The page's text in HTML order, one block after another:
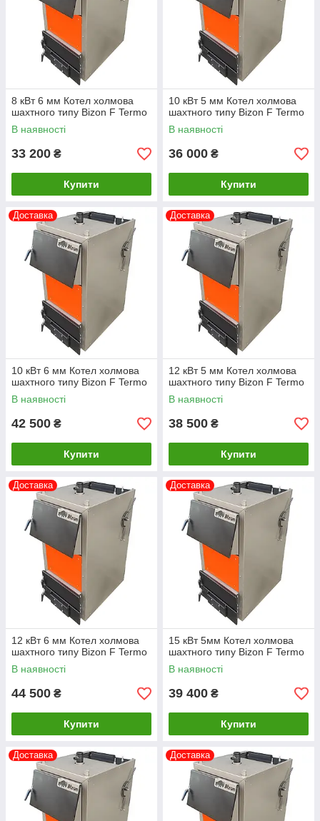
8 кВт 6 мм Котел холмова
шахтного типу Bizon F Termo
В наявності
33 200 ₴
Купити
10 кВт 5 мм Котел холмова
шахтного типу Bizon F Termo
В наявності
36 000 ₴
Купити
Доставка
10 кВт 6 мм Котел холмова
шахтного типу Bizon F Termo
В наявності
42 500 ₴
Купити
Доставка
12 кВт 5 мм Котел холмова
шахтного типу Bizon F Termo
В наявності
38 500 ₴
Купити
Доставка
12 кВт 6 мм Котел холмова
шахтного типу Bizon F Termo
В наявності
44 500 ₴
Купити
Доставка
15 кВт 5мм Котел холмова
шахтного типу Bizon F Termo
В наявності
39 400 ₴
Купити
Доставка Доставка